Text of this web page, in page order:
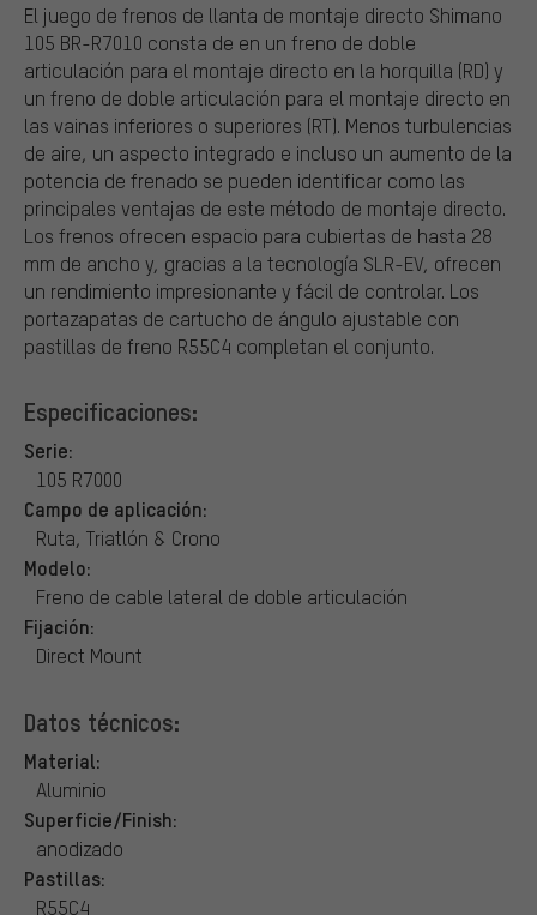
El juego de frenos de llanta de montaje directo Shimano
105 BR-R7010 consta de en un freno de doble
articulación para el montaje directo en la horquilla (RD) y
un freno de doble articulación para el montaje directo en
las vainas inferiores o superiores (RT). Menos turbulencias
de aire, un aspecto integrado e incluso un aumento de la
potencia de frenado se pueden identificar como las
principales ventajas de este método de montaje directo.
Los frenos ofrecen espacio para cubiertas de hasta 28
mm de ancho y, gracias a la tecnología SLR-EV, ofrecen
un rendimiento impresionante y fácil de controlar. Los
portazapatas de cartucho de ángulo ajustable con
pastillas de freno R55C4 completan el conjunto.
Especificaciones:
Serie:
105 R7000
Campo de aplicación:
Ruta, Triatlón & Crono
Modelo:
Freno de cable lateral de doble articulación
Fijación:
Direct Mount
Datos técnicos:
Material:
Aluminio
Superficie/Finish:
anodizado
Pastillas:
R55C4